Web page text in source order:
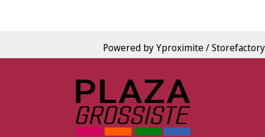
Powered by Yproximite / Storefactory